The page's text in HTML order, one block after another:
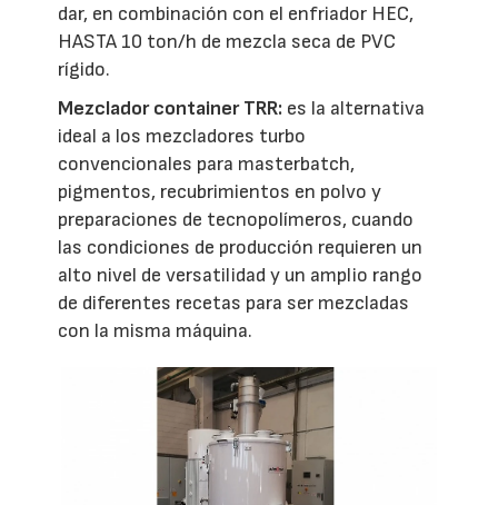
dar, en combinación con el enfriador HEC,
HASTA 10 ton/h de mezcla seca de PVC
rígido.
Mezclador container TRR: es la alternativa
ideal a los mezcladores turbo
convencionales para masterbatch,
pigmentos, recubrimientos en polvo y
preparaciones de tecnopolímeros, cuando
las condiciones de producción requieren un
alto nivel de versatilidad y un amplio rango
de diferentes recetas para ser mezcladas
con la misma máquina.